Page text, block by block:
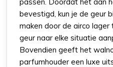
bevestigd, kun je de geur
maken door de airco
geur naar elke situatie
Bovendien geeft het
parfumhouder een luxe